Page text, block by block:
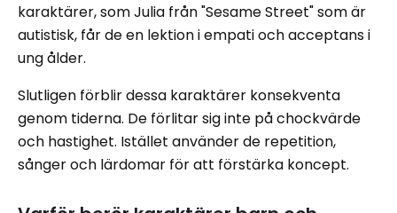
karaktärer, som Julia från "Sesame Street" som är
autistisk, får de en lektion i empati och acceptans i
ung ålder.
Slutligen förblir dessa karaktärer konsekventa
genom tiderna. De förlitar sig inte på chockvärde
och hastighet. Istället använder de repetition,
sånger och lärdomar för att förstärka koncept.